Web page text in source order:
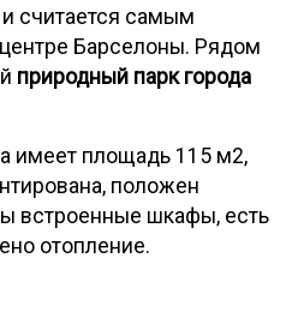
считается самым
Барселоны. Рядом
природный парк города
имеет площадь 115 м2,
положен
встроенные шкафы, есть
отопление.